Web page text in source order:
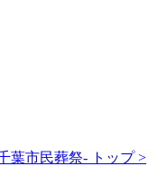
葉市民葬祭- トップ >